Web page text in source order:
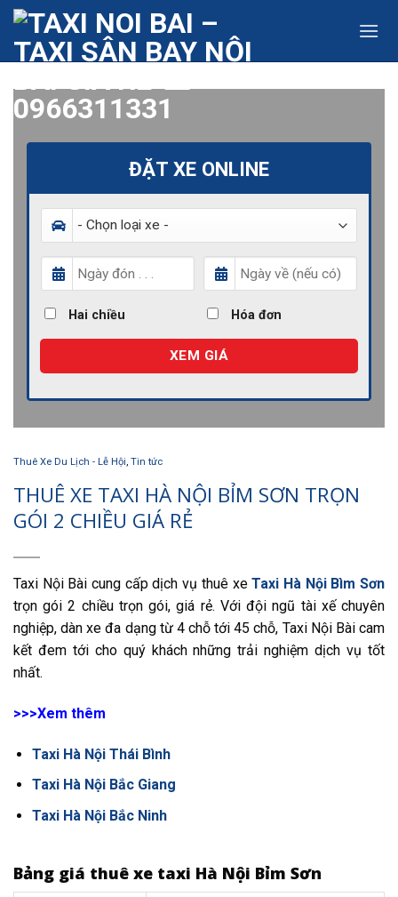
Skip
content
ĐẶT XE ONLINE
Hai chiều Hóa đơn
XEM GIÁ
Thuê Xe Du Lịch - Lễ Hội Tin tức
THUÊ XE TAXI HÀ NỘI BỈM SƠN TRỌN
GÓI 2 CHIỀU GIÁ RẺ
Taxi Nội Bài cung cấp dịch vụ thuê xeTaxi Hà Nội Bìm Sơn
trọn gói 2 chiều trọn gói, giá rẻ. Với đội ngũ tài xế chuyên
nghiệp, dàn xe đa dạng từ 4 chỗ tới 45 chỗ, Taxi Nội Bài cam
kết đem tới cho quý khách những trải nghiệm dịch vụ tốt
nhất.
>>>Xem thêm
Taxi Hà Nội Thái Bình
Taxi Hà Nội Bắc Giang
Taxi Hà Nội Bắc Ninh
Bảng giá thuê xe taxi Hà Nội Bỉm Sơn